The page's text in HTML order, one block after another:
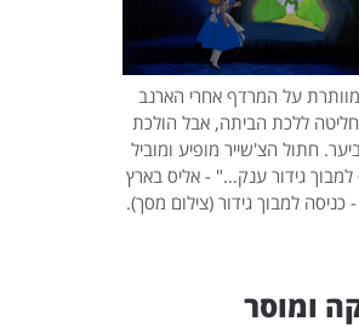
על המרדף אחרי הארנב
ללכת הביתה, אבל הולכת
חתול הצ'שייר מופיע ומוביל
גידור ענק…" - אליס בארץ
כניסה למבוך גידור (צילום מסך).
ומוסר